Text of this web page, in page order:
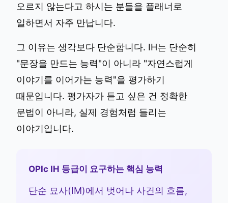
오르지 않는다고 하시는 분들을 플래너로
일하면서 자주 만납니다.
그 이유는 생각보다 단순합니다. IH는 단순히
"문장을 만드는 능력"이 아니라 "자연스럽게
이야기를 이어가는 능력"을 평가하기
때문입니다. 평가자가 듣고 싶은 건 정확한
문법이 아니라, 실제 경험처럼 들리는
이야기입니다.
OPIc IH 등급이 요구하는 핵심 능력
단순 묘사(IM)에서 벗어나 사건의 흐름,